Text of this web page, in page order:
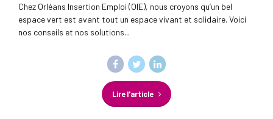
Chez Orléans Insertion Emploi (OIE), nous croyons qu’un bel
espace vert est avant tout un espace vivant et solidaire. Voici
nos conseils et nos solutions...
Lire l'article